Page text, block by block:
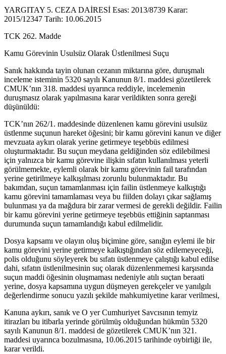
YARGITAY 5. CEZA DAİRESİ Esas: 2013/8739 Karar:
2015/12347 Tarih: 10.06.2015
TCK 262. Madde
Kamu Görevinin Usulsüz Olarak Üstlenilmesi Suçu
Sanık hakkında tayin olunan cezanın miktarına göre, duruşmalı
inceleme isteminin 5320 sayılı Kanunun 8/1. maddesi gözetilerek
CMUK’nın 318. maddesi uyarınca reddiyle, incelemenin
duruşmasız olarak yapılmasına karar verildikten sonra gereği
düşünüldü:
TCK’nın 262/1. maddesinde düzenlenen kamu görevini usulsüz
üstlenme suçunun hareket öğesini; bir kamu görevini kanun ve diğer
mevzuata aykırı olarak yerine getirmeye teşebbüs edilmesi
oluşturmaktadır. Bu suçun meydana geldiğinden söz edilebilmesi
için yalnızca bir kamu görevine ilişkin sıfatın kullanılması yeterli
görülmemekte, eylemli olarak bir kamu görevinin fail tarafından
yerine getirilmeye kalkışılması zorunlu bulunmaktadır. Bu
bakımdan, suçun tamamlanması için failin üstlenmeye kalkıştığı
kamu görevini tamamlaması veya bu fiilden dolayı çıkar sağlamış
bulunması ya da mağdura bir zarar vermesi de gerekli değildir. Failin
bir kamu görevini yerine getirmeye teşebbüs ettiğinin saptanması
durumunda suçun tamamlandığı kabul edilmelidir.
Dosya kapsamı ve olayın oluş biçimine göre, sanığın eylemi ile bir
kamu görevini yerine getirmeye kalkıştığından söz edilemeyeceği,
polis olduğunu söyleyerek bu sıfatı üstlenmeye çalıştığı kabul edilse
dahi, sıfatın üstlenilmesinin suç olarak düzenlenmemesi karşısında
suçun maddi öğesinin oluşmaması nedeniyle atılı suçtan beraati
yerine, dosya kapsamına uygun düşmeyen gerekçeler ve yanılgılı
değerlendirme sonucu yazılı şekilde mahkumiyetine karar verilmesi,
Kanuna aykırı, sanık ve O yer Cumhuriyet Savcısının temyiz
itirazları bu itibarla yerinde görülmüş olduğundan hükmün 5320
sayılı Kanunun 8/1. maddesi de gözetilerek CMUK’nın 321.
maddesi uyarınca bozulmasına, 10.06.2015 tarihinde oybirliği ile,
karar verildi.